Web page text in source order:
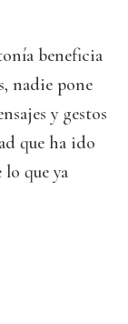
beneficia
nadie pone
y gestos
que ha ido
que ya